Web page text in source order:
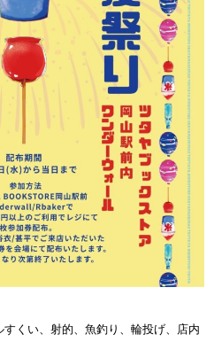
くい、射的、魚釣り、輪投げ、店内